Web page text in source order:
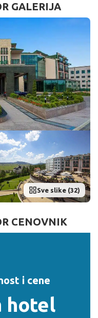
GALERIJA
Sve slike (32)
CENOVNIK
i cene
hotel